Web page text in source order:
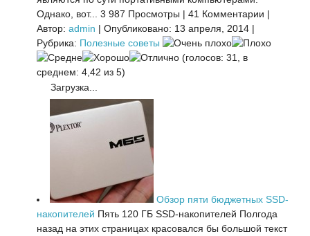
Однако, вот...
3 987 Просмотры | 41 Комментарии |
Автор: admin | Опубликовано: 13 апреля, 2014 |
Рубрика: Полезные советы
(голосов: 31, в
среднем: 4,42 из 5)
Загрузка...
Обзор пяти бюджетных SSD-
накопителей Пять 120 ГБ SSD-накопителей Полгода
назад на этих страницах красовался бы большой текст